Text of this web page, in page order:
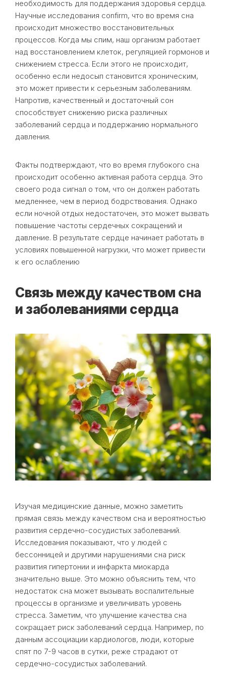
необходимость для поддержания здоровья сердца.
Научные исследования confirm, что во время сна
происходит множество восстановительных
процессов. Когда мы спим, наш организм работает
над восстановлением клеток, регуляцией гормонов и
снижением стресса. Если этого не происходит,
особенно если недосып становится хроническим,
это может привести к серьезным заболеваниям.
Напротив, качественный и достаточный сон
способствует снижению риска различных
заболеваний сердца и поддержанию нормального
давления.
Факты подтверждают, что во время глубокого сна
происходит особенно активная работа сердца. Это
своего рода сигнал о том, что он должен работать
медленнее, чем в период бодрствования. Однако
если ночной отдых недостаточен, это может вызвать
повышение частоты сердечных сокращений и
давление. В результате сердце начинает работать в
условиях повышенной нагрузки, что может привести
к его ослаблению
Связь между качеством сна
и заболеваниями сердца
Изучая медицинские данные, можно заметить
прямая связь между качеством сна и вероятностью
развития сердечно-сосудистых заболеваний.
Исследования показывают, что у людей с
бессонницей и другими нарушениями сна риск
развития гипертонии и инфаркта миокарда
значительно выше. Это можно объяснить тем, что
недостаток сна может вызывать воспалительные
процессы в организме и увеличивать уровень
стресса. Заметим, что улучшение качества сна
сокращает риск заболеваний сердца. Например, по
данным ассоциации кардиологов, люди, которые
спят по 7-9 часов в сутки, реже страдают от
сердечно-сосудистых заболеваний.